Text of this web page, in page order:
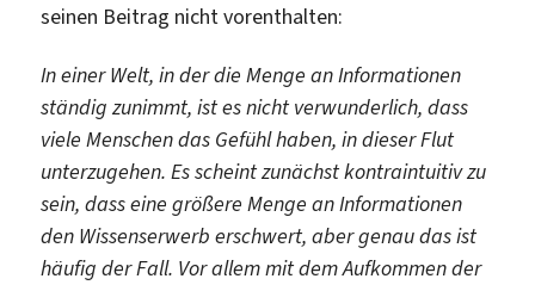
seinen Beitrag nicht vorenthalten:
In einer Welt, in der die Menge an Informationen
ständig zunimmt, ist es nicht verwunderlich, dass
viele Menschen das Gefühl haben, in dieser Flut
unterzugehen. Es scheint zunächst kontraintuitiv zu
sein, dass eine größere Menge an Informationen
den Wissenserwerb erschwert, aber genau das ist
häufig der Fall. Vor allem mit dem Aufkommen der